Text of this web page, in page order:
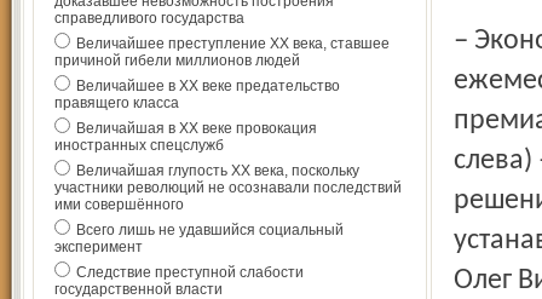
справедливого государства
Величайшее преступление ХХ века, ставшее
причиной гибели миллионов людей
Величайшее в ХХ веке предательство
правящего класса
Величайшая в ХХ веке провокация
иностранных спецслужб
Величайшая глупость ХХ века, поскольку
участники революций не осознавали последствий
ими совершённого
Всего лишь не удавшийся социальный
эксперимент
Следствие преступной слабости
государственной власти
– Экономия фонда оплаты труда, которая образуется
Олег